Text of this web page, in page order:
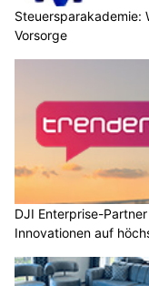
DJI Enterprise-